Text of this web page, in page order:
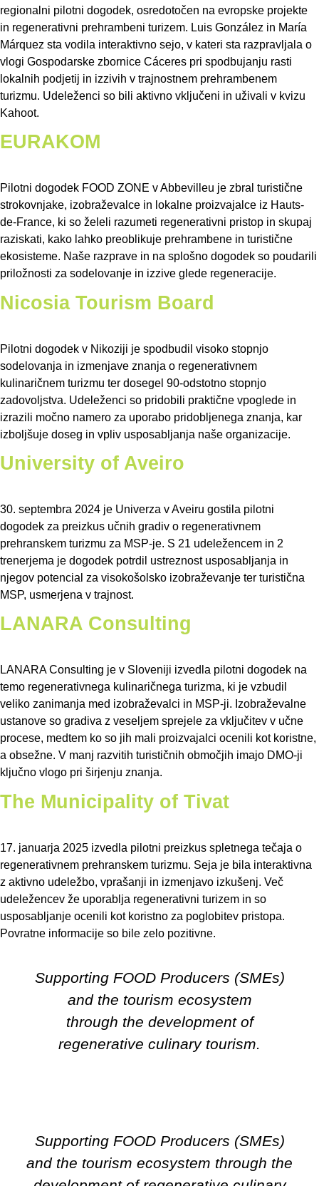
regionalni pilotni dogodek, osredotočen na evropske projekte
in regenerativni prehrambeni turizem. Luis González in María
Márquez sta vodila interaktivno sejo, v kateri sta razpravljala o
vlogi Gospodarske zbornice Cáceres pri spodbujanju rasti
lokalnih podjetij in izzivih v trajnostnem prehrambenem
turizmu. Udeleženci so bili aktivno vključeni in uživali v kvizu
Kahoot.
EURAKOM
Pilotni dogodek FOOD ZONE v Abbevilleu je zbral turistične
strokovnjake, izobraževalce in lokalne proizvajalce iz Hauts-
de-France, ki so želeli razumeti regenerativni pristop in skupaj
raziskati, kako lahko preoblikuje prehrambene in turistične
ekosisteme. Naše razprave in na splošno dogodek so poudarili
priložnosti za sodelovanje in izzive glede regeneracije.
Nicosia Tourism Board
Pilotni dogodek v Nikoziji je spodbudil visoko stopnjo
sodelovanja in izmenjave znanja o regenerativnem
kulinaričnem turizmu ter dosegel 90-odstotno stopnjo
zadovoljstva. Udeleženci so pridobili praktične vpoglede in
izrazili močno namero za uporabo pridobljenega znanja, kar
izboljšuje doseg in vpliv usposabljanja naše organizacije.
University of Aveiro
30. septembra 2024 je Univerza v Aveiru gostila pilotni
dogodek za preizkus učnih gradiv o regenerativnem
prehranskem turizmu za MSP-je. S 21 udeležencem in 2
trenerjema je dogodek potrdil ustreznost usposabljanja in
njegov potencial za visokošolsko izobraževanje ter turistična
MSP, usmerjena v trajnost.
LANARA Consulting
LANARA Consulting je v Sloveniji izvedla pilotni dogodek na
temo regenerativnega kulinaričnega turizma, ki je vzbudil
veliko zanimanja med izobraževalci in MSP-ji. Izobraževalne
ustanove so gradiva z veseljem sprejele za vključitev v učne
procese, medtem ko so jih mali proizvajalci ocenili kot koristne,
a obsežne. V manj razvitih turističnih območjih imajo DMO-ji
ključno vlogo pri širjenju znanja.
The Municipality of Tivat
17. januarja 2025 izvedla pilotni preizkus spletnega tečaja o
regenerativnem prehranskem turizmu. Seja je bila interaktivna
z aktivno udeležbo, vprašanji in izmenjavo izkušenj. Več
udeležencev že uporablja regenerativni turizem in so
usposabljanje ocenili kot koristno za poglobitev pristopa.
Povratne informacije so bile zelo pozitivne.
Supporting FOOD Producers (SMEs)
and the tourism ecosystem
through the development of
regenerative culinary tourism.
Supporting FOOD Producers (SMEs)
and the tourism ecosystem through the